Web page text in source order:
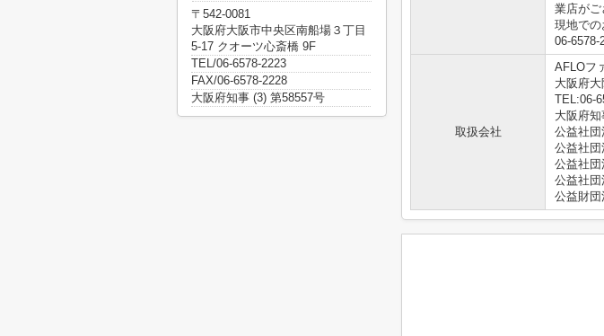
業店がご
現地での
06-6578-
取扱会社
AFLOフ
大阪府
TEL:06-
大阪府
公益社
公益社
公益社
公益社
公益財
〒542-0081
大阪府大阪市中央区南船場３丁目
5-17 クオーツ心斎橋 9F
TEL/06-6578-2223
FAX/06-6578-2228
大阪府知事 (3) 第58557号